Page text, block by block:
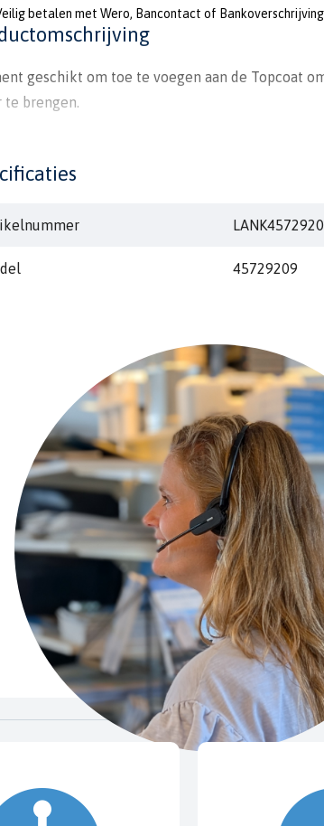
betalen met Wero, Bancontact of Bankoverschrijving
geschikt om toe te voegen aan de Topcoat
te brengen.
45729209